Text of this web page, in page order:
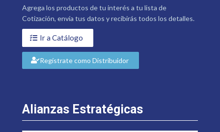
Agrega los productos de tu interés a tu lista de
Cotización, envía tus datos y recibirás todos los detalles.
Ir a Catálogo
Regístrate como Distribuidor
Alianzas Estratégicas